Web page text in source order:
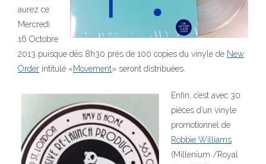
aurez ce
Mercredi
16 Octobre
2013 puisque dès 8h30 près de 100 copies du vinyle de New
Order intitulé «Movement» seront distribuées.
Enfin, c’est avec 30
pièces d’un vinyle
promotionnel de
Robbie Williams
(Millenium /Royal